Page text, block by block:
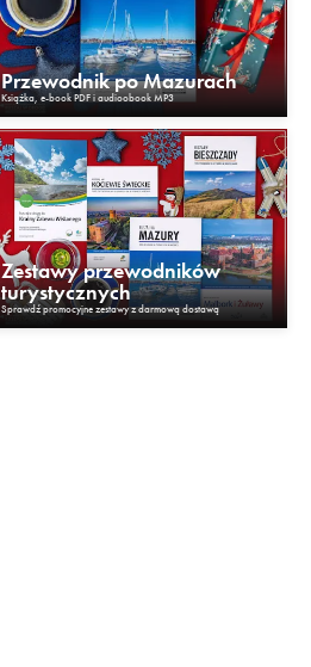
Przewodnik po Mazurach
Książka, e-book PDF i audioobook MP3
Zestawy przewodników
turystycznych
Sprawdź promocyjne zestawy z darmową dostawą